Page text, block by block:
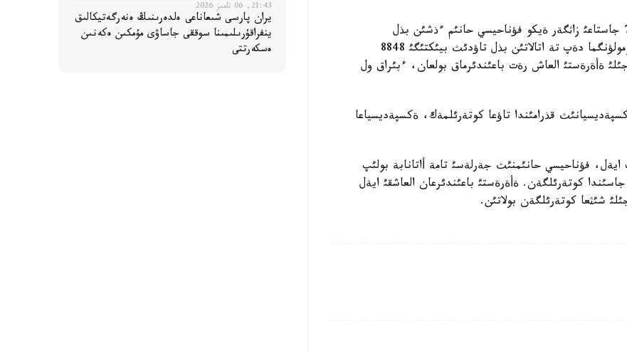
قازئر نةپالدا دايئندئق جذرگئزئپ جاتقان توكيولئق 71 جاستاعئ زاثگةر ةيكو فؤناحيسي حانئم ءذشئن بذل
ةأةرةستكة كوتةرئلؤدئث ةكئنشئ تالپئنئسئ بولادئ. دجومولؤنگما دةپ تة اتالاتئن بذل تاؤدئث بيئكتئگئ 8848
قذرايدئ. فؤناحيسي حانئم بذعان دةيئن 2002 جئلئ ةأةرةستئ العاش رةت باعئندئرماق بولعان، ءبئراق ول
حالئقارالئق ةكسپةديسيانئث قذرامئندا تاؤعا كوتةرئلمةك، ةكسپةديسياعا
ايةل، فؤناحيسي حانئمنئث جةرلةسئ تامة أاتانابة بولئپ
سانالادئ. ول الةمنئث ةث بيئك شئثئنا 2002 جئلئ 63 جاسئندا كوتةرئلگةن. ةأةرةستئ باعئندئرعان العاشقئ ايةل
21:43, 06 تامىز 2026
يران پارسى شىعاناعى ەلدەرىنىڭ ەنەرگەتيكالىق
ينفراقۇرىلىمىنا سوققى جاساۋى مۇمكىن ەكەنىن
ەسكەرتتى